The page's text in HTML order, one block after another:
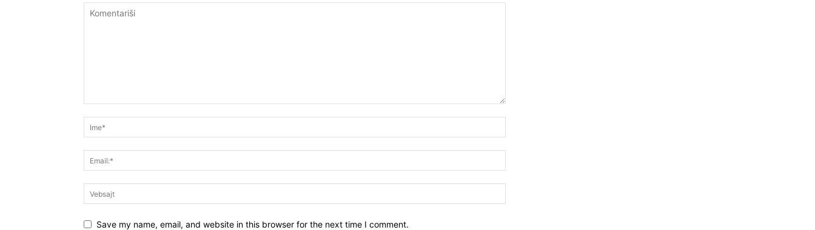
Save my name, email, and website in this browser for the next time I comment.